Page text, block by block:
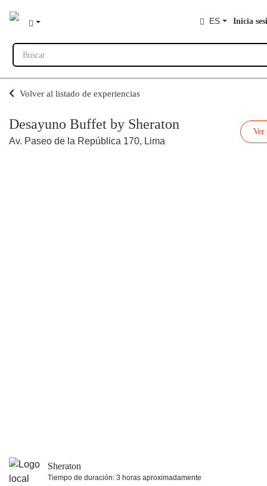
ES Inicia
Buscar
Volver al listado de experiencias
Desayuno Buffet by Sheraton
Av. Paseo de la República 170, Lima
Ver
Sheraton
Tiempo de duración: 3 horas aproximadamente